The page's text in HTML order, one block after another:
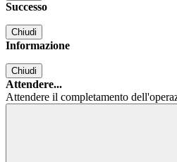
Successo
Chiudi
Informazione
Chiudi
Attendere...
Attendere il completamento